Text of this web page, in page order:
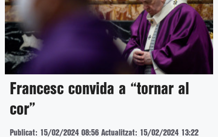
Francesc convida a “tornar al
cor”
Publicat: 15/02/2024 08:56 Actualitzat: 15/02/2024 13:22